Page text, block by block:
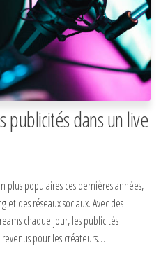
dans un live
plus populaires ces dernières années,
des réseaux sociaux. Avec des
chaque jour, les publicités
pour les créateurs…